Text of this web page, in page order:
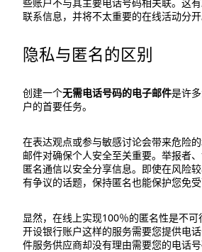
联系信息，并将不太重要的在线活动分开
隐私与匿名的区别
创建一个无需电话号码的电子邮件是许
户的首要任务。
在表达观点或参与敏感讨论会带来危险
邮件对确保个人安全至关重要。举报者
匿名通信以安全分享信息。即使在风险
有争议的话题，保持匿名也能保护您免受
显然，在线上实现100％的匿名性是不
开设银行账户这样的服务需要您提供电
件服务供应商却没有理由需要您的电话号